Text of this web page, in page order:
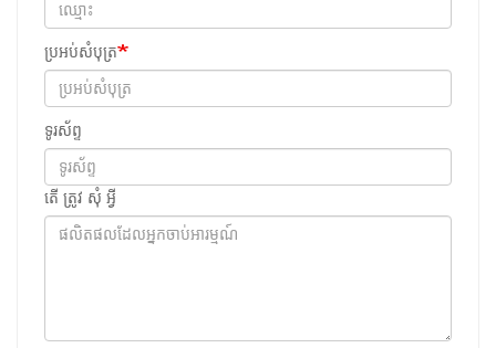
ប្រអប់សំបុត្រ
ទូរស័ព្ទ
តើ ត្រូវ សុំ អ្វី